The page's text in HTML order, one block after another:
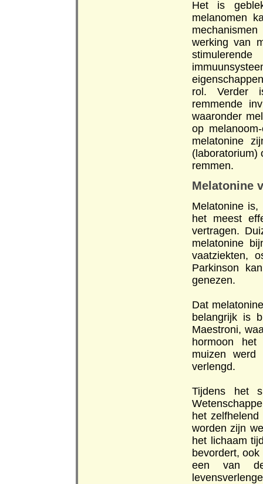
Het is
melanomen
werking van
rol. Verder
remmende
waaronder
op
melatonine
(laboratorium)
remmen.
Melatonine
Melatonine
het meest
vertragen.
melatonine
vaatziekten,
Parkinson
genezen.
Dat
belangrijk is
Maestroni,
hormoon het
muizen
verlengd.
Tijdens het
het
worden zijn
het lichaam
bevordert,
een van de